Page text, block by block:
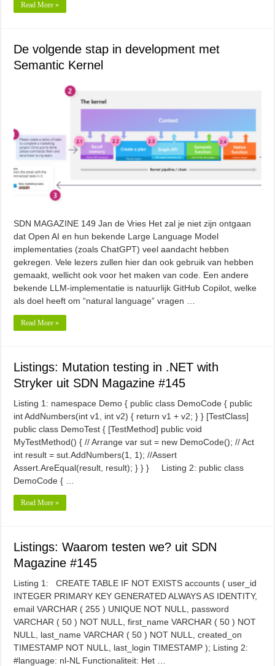
Read More »
De volgende stap in development met
Semantic Kernel
SDN MAGAZINE 149 Jan de Vries Het zal je niet zijn ontgaan
dat Open AI en hun bekende Large Language Model
implementaties (zoals ChatGPT) veel aandacht hebben
gekregen. Vele lezers zullen hier dan ook gebruik van hebben
gemaakt, wellicht ook voor het maken van code. Een andere
bekende LLM-implementatie is natuurlijk GitHub Copilot, welke
als doel heeft om “natural language” vragen …
Read More »
Listings: Mutation testing in .NET with
Stryker uit SDN Magazine #145
Listing 1: namespace Demo { public class DemoCode { public
int AddNumbers(int v1, int v2) { return v1 + v2; } } [TestClass]
public class DemoTest { [TestMethod] public void
MyTestMethod() { // Arrange var sut = new DemoCode(); // Act
int result = sut.AddNumbers(1, 1); //Assert
Assert.AreEqual(result, result); } } } Listing 2: public class
DemoCode { …
Read More »
Listings: Waarom testen we? uit SDN
Magazine #145
Listing 1: CREATE TABLE IF NOT EXISTS accounts ( user_id
INTEGER PRIMARY KEY GENERATED ALWAYS AS IDENTITY,
email VARCHAR ( 255 ) UNIQUE NOT NULL, password
VARCHAR ( 50 ) NOT NULL, first_name VARCHAR ( 50 ) NOT
NULL, last_name VARCHAR ( 50 ) NOT NULL, created_on
TIMESTAMP NOT NULL, last_login TIMESTAMP ); Listing 2:
#language: nl-NL Functionaliteit: Het …